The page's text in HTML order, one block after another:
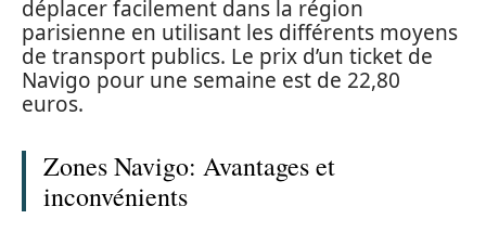
déplacer facilement dans la région
parisienne en utilisant les différents moyens
de transport publics. Le prix d’un ticket de
Navigo pour une semaine est de 22,80
euros.
Zones Navigo: Avantages et
inconvénients